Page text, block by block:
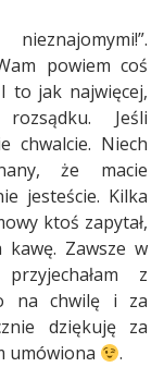
powiem coś
to jak najwięcej,
Jeśli
chwalcie. Niech
że macie
jesteście. Kilka
ktoś zapytał,
Zawsze w
z
na chwilę i za
dziękuję za
umówiona
.